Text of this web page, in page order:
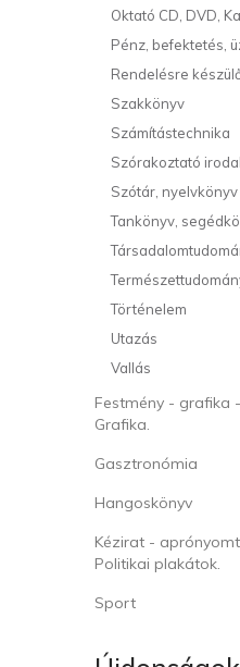
Oktató CD, DVD,
Pénz, befektetés,
Rendelésre
Szakkönyv
Számítástechnika
Szórakoztató
Szótár, nyelvkönyv
Tankönyv,
Történelem
Utazás
Vallás
Festmény - grafika
Grafika.
Gasztronómia
Hangoskönyv
Kézirat -
Politikai plakátok.
Sport